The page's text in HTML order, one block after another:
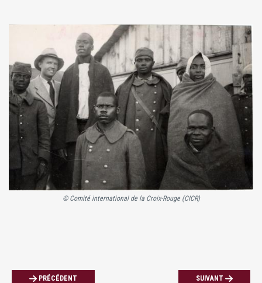
© Comité international de la Croix-Rouge (CICR)
PRÉCÉDENT SUIVANT